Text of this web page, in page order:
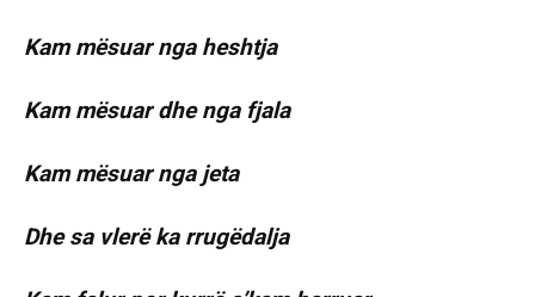
Kam mësuar nga heshtja
Kam mësuar dhe nga fjala
Kam mësuar nga jeta
Dhe sa vlerë ka rrugëdalja